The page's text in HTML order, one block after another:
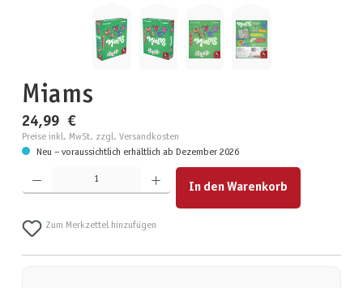
Miams
24,99 €
Preise inkl. MwSt. zzgl. Versandkosten
Neu – voraussichtlich erhältlich ab Dezember 2026
Produkt Anzahl: Gib den gewünschten Wert ein oder benutze die Schaltflächen um die Anzahl zu
In den Warenkorb
Zum Merkzettel hinzufügen